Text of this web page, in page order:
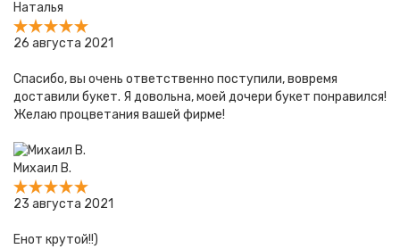
Наталья
26 августа 2021
Спасибо, вы очень ответственно поступили, вовремя
доставили букет. Я довольна, моей дочери букет понравился!
Желаю процветания вашей фирме!
Михаил В.
23 августа 2021
Енот крутой!!)